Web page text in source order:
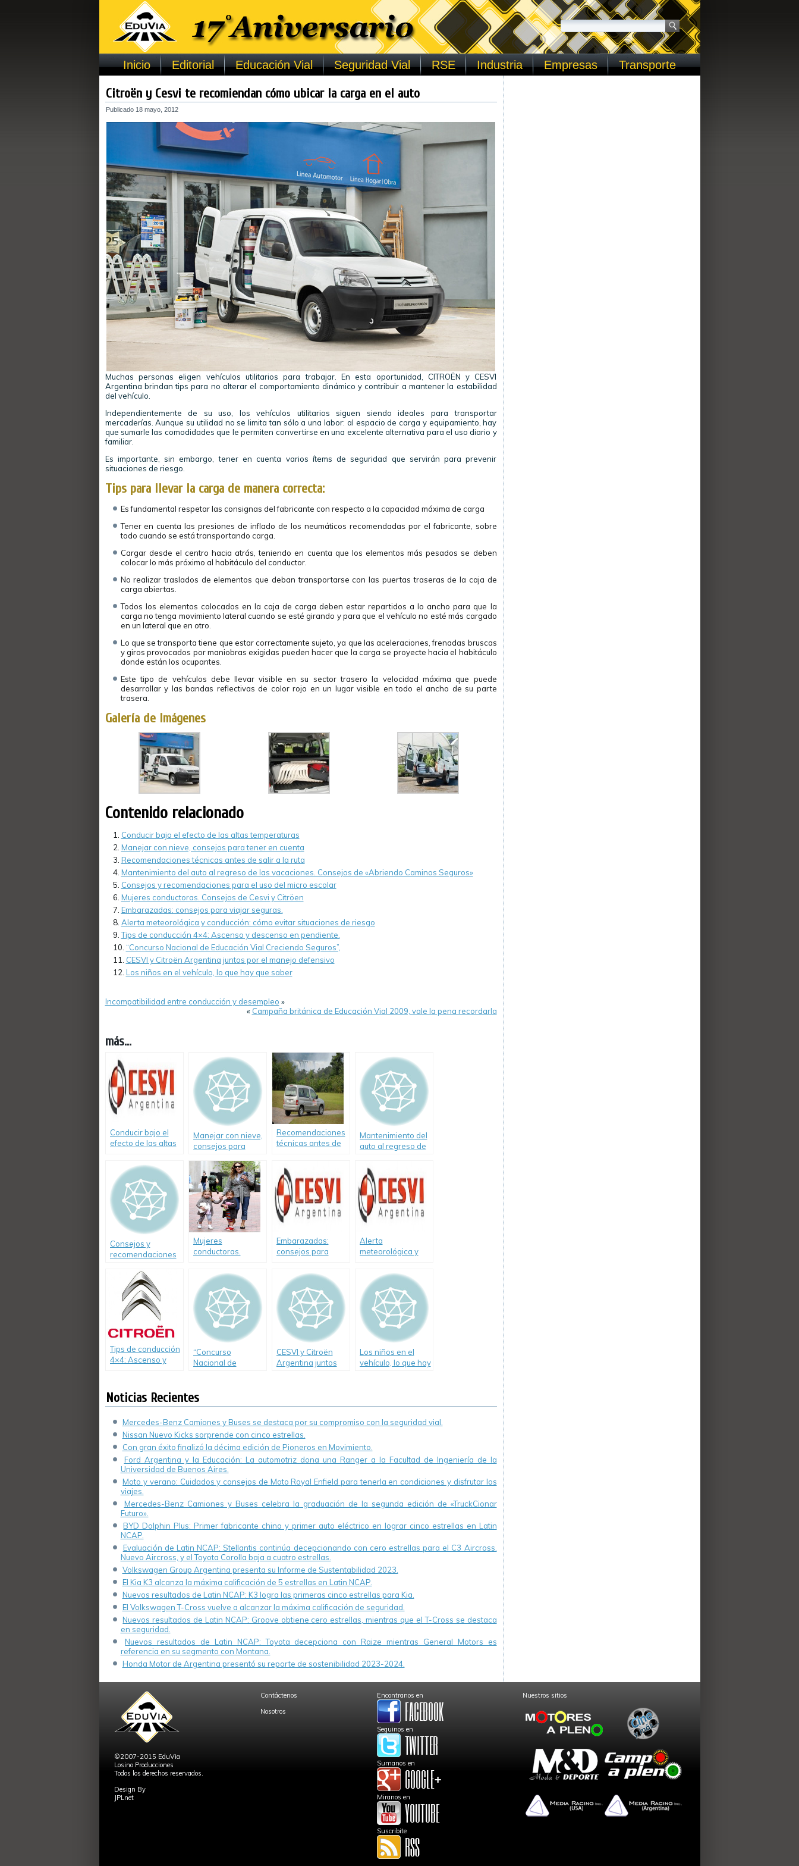
Inicio Editorial Educación Vial Seguridad Vial RSE Industria Empresas Transporte
Citroën y Cesvi te recomiendan cómo ubicar la carga en el auto
Publicado 18 mayo, 2012
Muchas personas eligen vehículos utilitarios para trabajar. En esta oportunidad, CITROËN y CESVI
Argentina brindan tips para no alterar el comportamiento dinámico y contribuir a mantener la estabilidad
del vehículo.
Independientemente de su uso, los vehículos utilitarios siguen siendo ideales para transportar
mercaderías. Aunque su utilidad no se limita tan sólo a una labor: al espacio de carga y equipamiento, hay
que sumarle las comodidades que le permiten convertirse en una excelente alternativa para el uso diario y
familiar.
Es importante, sin embargo, tener en cuenta varios ítems de seguridad que servirán para prevenir
situaciones de riesgo.
Tips para llevar la carga de manera correcta:
Es fundamental respetar las consignas del fabricante con respecto a la capacidad máxima de carga
Tener en cuenta las presiones de inflado de los neumáticos recomendadas por el fabricante, sobre
todo cuando se está transportando carga.
Cargar desde el centro hacia atrás, teniendo en cuenta que los elementos más pesados se deben
colocar lo más próximo al habitáculo del conductor.
No realizar traslados de elementos que deban transportarse con las puertas traseras de la caja de
carga abiertas.
Todos los elementos colocados en la caja de carga deben estar repartidos a lo ancho para que la
carga no tenga movimiento lateral cuando se esté girando y para que el vehículo no esté más cargado
en un lateral que en otro.
Lo que se transporta tiene que estar correctamente sujeto, ya que las aceleraciones, frenadas bruscas
y giros provocados por maniobras exigidas pueden hacer que la carga se proyecte hacia el habitáculo
donde están los ocupantes.
Este tipo de vehículos debe llevar visible en su sector trasero la velocidad máxima que puede
desarrollar y las bandas reflectivas de color rojo en un lugar visible en todo el ancho de su parte
trasera.
Galería de Imágenes
Contenido relacionado
Conducir bajo el efecto de las altas temperaturas
Manejar con nieve, consejos para tener en cuenta
Recomendaciones técnicas antes de salir a la ruta
Mantenimiento del auto al regreso de las vacaciones. Consejos de «Abriendo Caminos Seguros»
Consejos y recomendaciones para el uso del micro escolar
Mujeres conductoras. Consejos de Cesvi y Citröen
Embarazadas: consejos para viajar seguras.
Alerta meteorológica y conducción: cómo evitar situaciones de riesgo
Tips de conducción 4×4: Ascenso y descenso en pendiente.
“Concurso Nacional de Educación Vial Creciendo Seguros”,
CESVI y Citroën Argentina juntos por el manejo defensivo
Los niños en el vehículo, lo que hay que saber
Incompatibilidad entre conducción y desempleo »
« Campaña británica de Educación Vial 2009, vale la pena recordarla
más...
Conducir bajo el
efecto de las altas
Manejar con nieve,
consejos para
Recomendaciones
técnicas antes de
Mantenimiento del
auto al regreso de
Consejos de
«Abriendo
Caminos Seguros»
Consejos y
recomendaciones
micro escolar
Mujeres
conductoras.
y Citröen
Embarazadas:
consejos para
Alerta
meteorológica y
evitar situaciones
de riesgo
Tips de conducción
4×4: Ascenso y
“Concurso
Nacional de
Seguros”,
CESVI y Citroën
Argentina juntos
Los niños en el
vehículo, lo que hay
Noticias Recientes
Mercedes-Benz Camiones y Buses se destaca por su compromiso con la seguridad vial.
Nissan Nuevo Kicks sorprende con cinco estrellas.
Con gran éxito finalizó la décima edición de Pioneros en Movimiento.
Ford Argentina y la Educación: La automotriz dona una Ranger a la Facultad de Ingeniería de la
Universidad de Buenos Aires.
Moto y verano: Cuidados y consejos de Moto Royal Enfield para tenerla en condiciones y disfrutar los
viajes.
Mercedes-Benz Camiones y Buses celebra la graduación de la segunda edición de «TruckCionar
Futuro».
BYD Dolphin Plus: Primer fabricante chino y primer auto eléctrico en lograr cinco estrellas en Latin
NCAP.
Evaluación de Latin NCAP: Stellantis continúa decepcionando con cero estrellas para el C3 Aircross.
Nuevo Aircross, y el Toyota Corolla baja a cuatro estrellas.
Volkswagen Group Argentina presenta su Informe de Sustentabilidad 2023.
El Kia K3 alcanza la máxima calificación de 5 estrellas en Latin NCAP.
Nuevos resultados de Latin NCAP: K3 logra las primeras cinco estrellas para Kia.
El Volkswagen T-Cross vuelve a alcanzar la máxima calificación de seguridad.
Nuevos resultados de Latin NCAP: Groove obtiene cero estrellas, mientras que el T-Cross se destaca
en seguridad.
Nuevos resultados de Latin NCAP: Toyota decepciona con Raize mientras General Motors es
referencia en su segmento con Montana.
Honda Motor de Argentina presentó su reporte de sostenibilidad 2023-2024.
©2007-2015 EduVia
Losino Producciones
Todos los derechos reservados.
Design By
JPLnet
Contáctenos
Nosotros
Encontranos en
Seguinos en
Sumanos en
Miranos en
Suscribite
Nuestros sitios